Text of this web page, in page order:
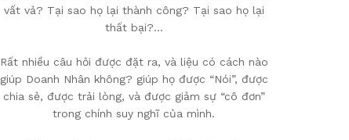
vất vả? Tại sao họ lại thành công? Tại sao họ lại
thất bại?…
Rất nhiều câu hỏi được đặt ra, và liệu có cách nào
giúp Doanh Nhân không? giúp họ được “Nói”, được
chia sẻ, được trải lòng, và được giảm sự “cô đơn”
trong chính suy nghĩ của mình.